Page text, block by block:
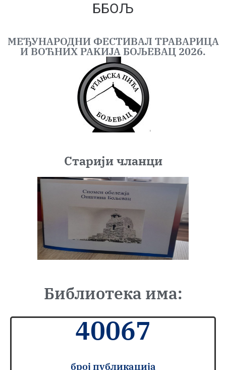
ББОЉ
МЕЂУНАРОДНИ ФЕСТИВАЛ ТРАВАРИЦА
И ВОЋНИХ РАKИЈА БОЉЕВАЦ 2026.
Старији чланци
Библиотека има:
број публикација
40067